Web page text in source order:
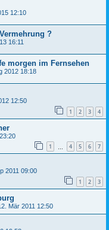
12:10
?
16:11
morgen im Fernsehen
2012 18:18
12:50
1 2 3 4
1 4 5 6 7
2011 09:00
1 2 3
Mär 2011 12:50